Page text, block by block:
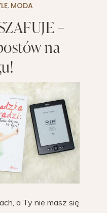
, MODA
–
na
a Ty nie masz się